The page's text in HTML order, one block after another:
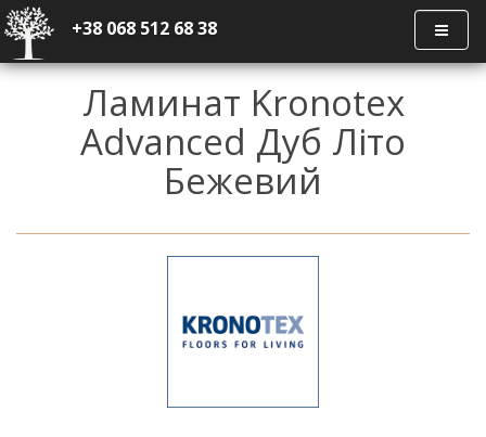
+38 068 512 68 38
Ламинат Kronotex
Advanced Дуб Літо
Бежевий